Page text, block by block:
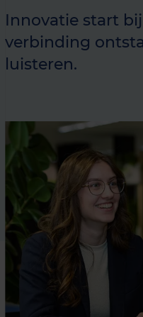
Innovatie start
verbinding
luisteren.